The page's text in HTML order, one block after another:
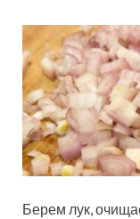
Берем лук,